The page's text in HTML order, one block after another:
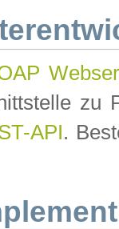
zu
API.